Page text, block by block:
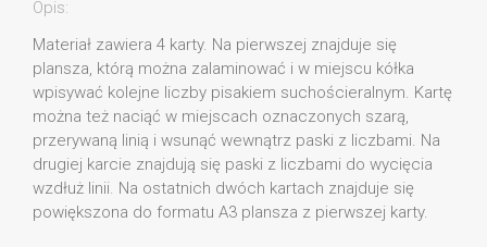
Opis:
Materiał zawiera 4 karty. Na pierwszej znajduje się
plansza, którą można zalaminować i w miejscu kółka
wpisywać kolejne liczby pisakiem suchościeralnym. Kartę
można też naciąć w miejscach oznaczonych szarą,
przerywaną linią i wsunąć wewnątrz paski z liczbami. Na
drugiej karcie znajdują się paski z liczbami do wycięcia
wzdłuż linii. Na ostatnich dwóch kartach znajduje się
powiększona do formatu A3 plansza z pierwszej karty.